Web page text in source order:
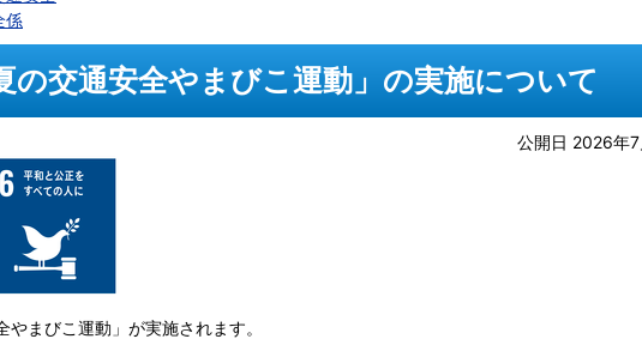
係
の交通安全やまびこ運動」の実施について
公開日 2026年7
やまびこ運動」が実施されます。